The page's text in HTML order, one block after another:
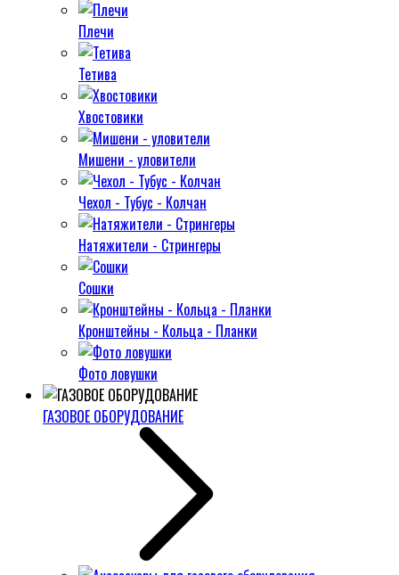
Плечи
Тетива
Хвостовики
Мишени - уловители
Чехол - Тубус - Колчан
Натяжители - Стрингеры
Сошки
Кронштейны - Кольца - Планки
Фото ловушки
ГАЗОВОЕ ОБОРУДОВАНИЕ